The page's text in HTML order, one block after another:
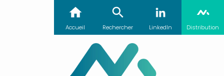
Accueil Rechercher LinkedIn Distribution